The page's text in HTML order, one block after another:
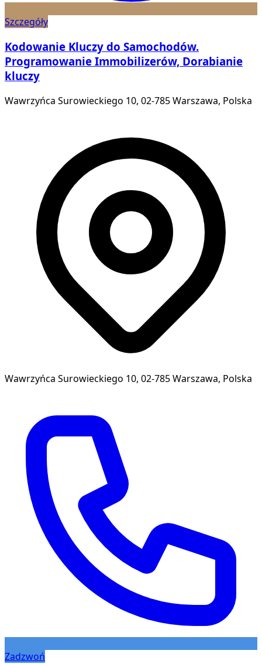
Szczegóły
Kodowanie Kluczy do Samochodów.
Programowanie Immobilizerów, Dorabianie
kluczy
Wawrzyńca Surowieckiego 10, 02-785 Warszawa, Polska
Wawrzyńca Surowieckiego 10, 02-785 Warszawa, Polska
Zadzwoń